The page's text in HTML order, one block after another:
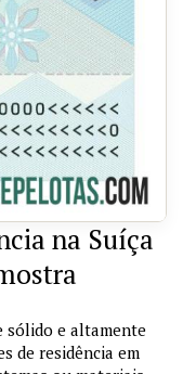
na Suíça
sólido e altamente
de residência em